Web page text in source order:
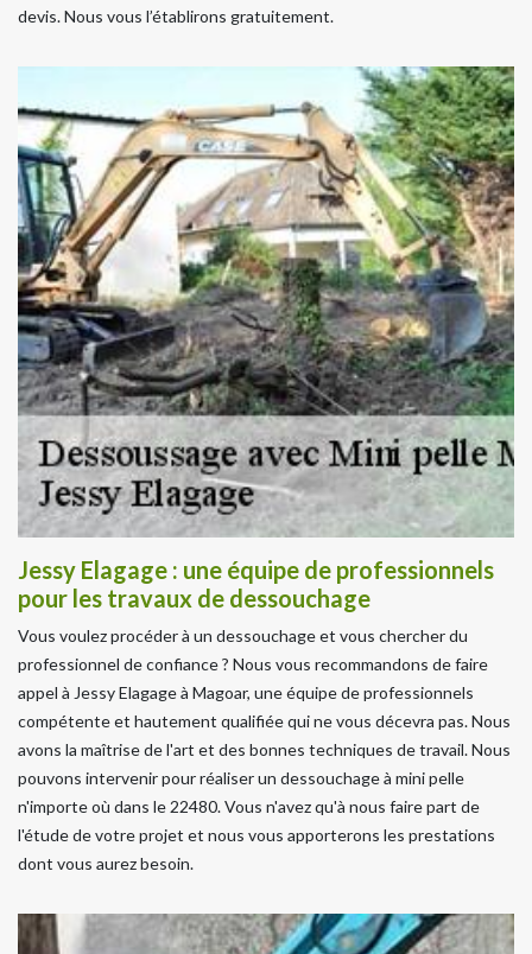
devis. Nous vous l’établirons gratuitement.
Jessy Elagage : une équipe de professionnels
pour les travaux de dessouchage
Vous voulez procéder à un dessouchage et vous chercher du
professionnel de confiance ? Nous vous recommandons de faire
appel à Jessy Elagage à Magoar, une équipe de professionnels
compétente et hautement qualifiée qui ne vous décevra pas. Nous
avons la maîtrise de l'art et des bonnes techniques de travail. Nous
pouvons intervenir pour réaliser un dessouchage à mini pelle
n'importe où dans le 22480. Vous n'avez qu'à nous faire part de
l'étude de votre projet et nous vous apporterons les prestations
dont vous aurez besoin.